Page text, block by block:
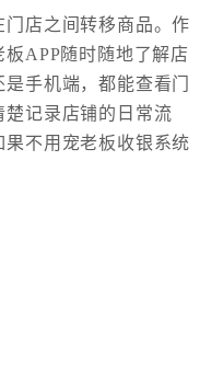
店之间转移商品。作
APP随时随地了解店
手机端，都能查看门
记录店铺的日常流
不用宠老板收银系统